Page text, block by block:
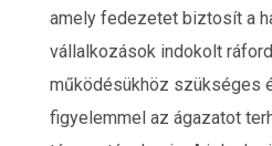
amely fedezetet biztosít a
vállalkozások indokolt
működésükhöz szükséges
figyelemmel az ágazatot